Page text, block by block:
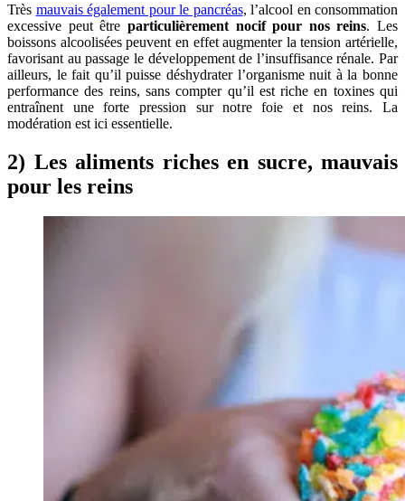
Très mauvais également pour le pancréas, l’alcool en consommation
excessive peut être particulièrement nocif pour nos reins. Les
boissons alcoolisées peuvent en effet augmenter la tension artérielle,
favorisant au passage le développement de l’insuffisance rénale. Par
ailleurs, le fait qu’il puisse déshydrater l’organisme nuit à la bonne
performance des reins, sans compter qu’il est riche en toxines qui
entraînent une forte pression sur notre foie et nos reins. La
modération est ici essentielle.
2) Les aliments riches en sucre, mauvais
pour les reins